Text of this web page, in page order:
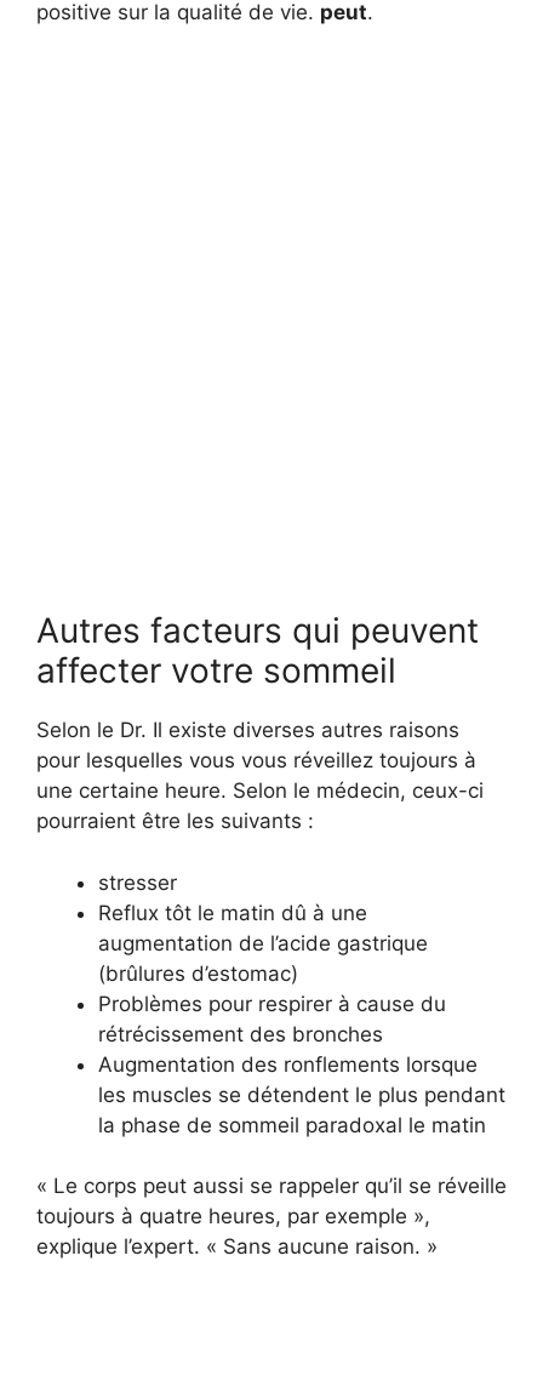
positive sur la qualité de vie. peut.
Autres facteurs qui peuvent
affecter votre sommeil
Selon le Dr. Il existe diverses autres raisons
pour lesquelles vous vous réveillez toujours à
une certaine heure. Selon le médecin, ceux-ci
pourraient être les suivants :
stresser
Reflux tôt le matin dû à une
augmentation de l’acide gastrique
(brûlures d’estomac)
Problèmes pour respirer à cause du
rétrécissement des bronches
Augmentation des ronflements lorsque
les muscles se détendent le plus pendant
la phase de sommeil paradoxal le matin
« Le corps peut aussi se rappeler qu’il se réveille
toujours à quatre heures, par exemple »,
explique l’expert. « Sans aucune raison. »